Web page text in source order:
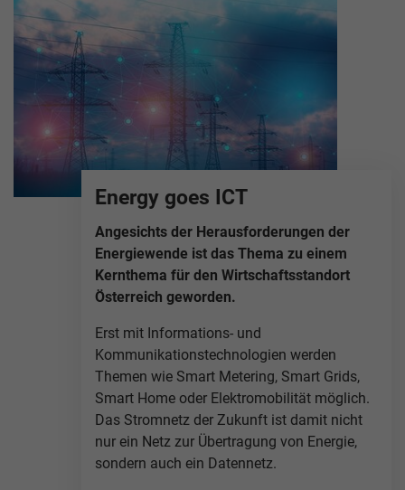
Energy goes ICT
Angesichts der Herausforderungen der
Energiewende ist das Thema zu einem
Kernthema für den Wirtschaftsstandort
Österreich geworden.
Erst mit Informations- und
Kommunikationstechnologien werden
Themen wie Smart Metering, Smart Grids,
Smart Home oder Elektromobilität möglich.
Das Stromnetz der Zukunft ist damit nicht
nur ein Netz zur Übertragung von Energie,
sondern auch ein Datennetz.